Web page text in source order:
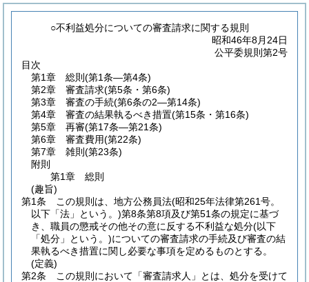
○不利益処分についての審査請求に関する規則
昭和46年8月24日
公平委規則第2号
目次
第1章
総則 (第1条―第4条)
第2章
審査請求(第5条・第6条)
第3章
審査の手続(第6条の2―第14条)
第4章
審査の結果執るべき措置(第15条・第16条)
第5章
再審(第17条―第21条)
第6章
審査費用(第22条)
第7章
雑則 (第23条)
附則
第1章
総則
(趣旨)
第1条
この規則は、地方公務員法(昭和25年法律第261号。
以下「法」という。)第8条第8項及び第51条の規定に基づ
き、職員の懲戒その他その意に反する不利益な処分(以下
「処分」という。)についての審査請求の手続及び審査の結
果執るべき措置に関し必要な事項を定めるものとする。
(定義)
第2条
この規則において「審査請求人」とは、処分を受けて